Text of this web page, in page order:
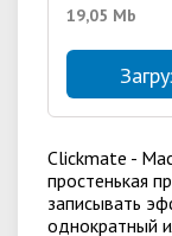
19,05 Mb
Clickmate -
простенькая
записывать
однократный